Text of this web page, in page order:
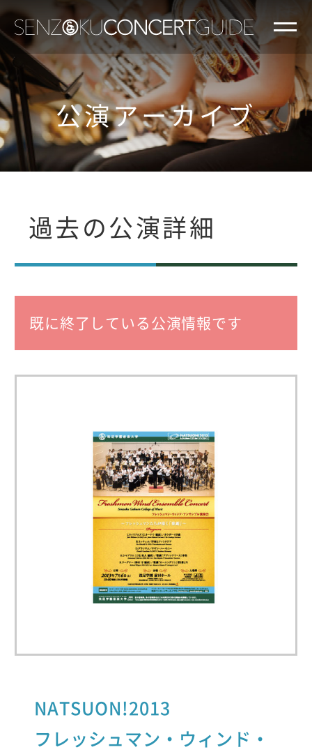
公演アーカイブ
過去の公演詳細
既に終了している公演情報です
NATSUON!2013
フレッシュマン・ウィンド・